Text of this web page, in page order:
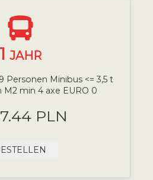
1 JAHR
Personen Minibus <= 3,5 t
M2 min 4 axe EURO 0
PLN